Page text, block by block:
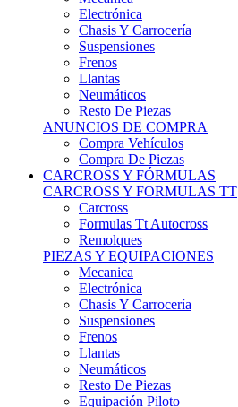
Electrónica
Chasis Y Carrocería
Suspensiones
Frenos
Llantas
Neumáticos
Resto De Piezas
ANUNCIOS DE COMPRA
Compra Vehículos
Compra De Piezas
CARCROSS Y FÓRMULAS
CARCROSS Y FORMULAS TT
Carcross
Formulas Tt Autocross
Remolques
PIEZAS Y EQUIPACIONES
Mecanica
Electrónica
Chasis Y Carrocería
Suspensiones
Frenos
Llantas
Neumáticos
Resto De Piezas
Equipación Piloto